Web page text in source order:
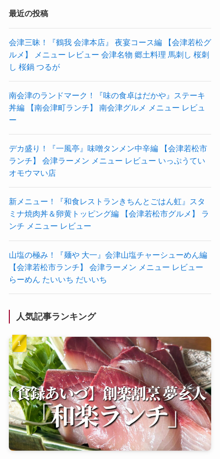
最近の投稿
会津三昧！『鶴我 会津本店』 夜宴コース編 【会津若松グ
ルメ】 メニュー レビュー 会津名物 郷土料理 馬刺し 桜刺
し 桜鍋 つるが
南会津のランドマーク！『味の食卓はだかや』ステーキ
丼編 【南会津町ランチ】 南会津グルメ メニュー レビュ
ー
デカ盛り！『一風亭』味噌タンメン中辛編 【会津若松市
ランチ】 会津ラーメン メニュー レビュー いっぷうてい
オモウマい店
新メニュー！『和食レストランきちんとごはん虹』スタ
ミナ焼肉丼＆卵黄トッピング編 【会津若松市グルメ】 ラ
ンチ メニュー レビュー
山塩の極み！『麺や 大一』会津山塩チャーシューめん編
【会津若松市ランチ】 会津ラーメン メニュー レビュー
らーめん たいいち だいいち
人気記事ランキング